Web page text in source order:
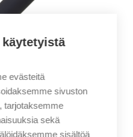
evästeitä
sivuston
tarjotaksemme
sekä
sisältöä